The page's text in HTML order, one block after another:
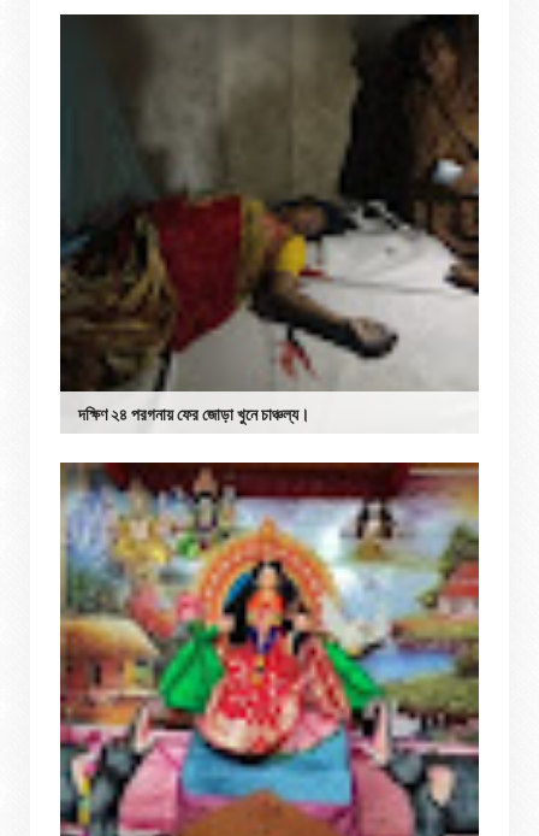
দক্ষিণ ২৪ পরগনায় ফের জোড়া খুনে চাঞ্চল্য।